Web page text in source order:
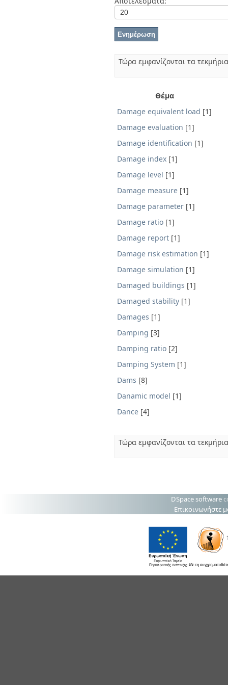
Τώρα εμφανίζονται τα
Θέμα
Damage equivalent load [1]
Damage evaluation [1]
Damage identification [1]
Damage index [1]
Damage level [1]
Damage measure [1]
Damage parameter [1]
Damage ratio [1]
Damage report [1]
Damage risk estimation [1]
Damage simulation [1]
Damaged buildings [1]
Damaged stability [1]
Damages [1]
Damping [3]
Damping ratio [2]
Damping System [1]
Dams [8]
Danamic model [1]
Dance [4]
Τώρα εμφανίζονται τα
DSpace software
Επικοινωνήστε